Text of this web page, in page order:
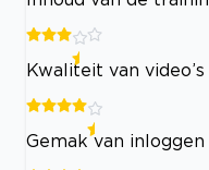
Kwaliteit van
Gemak van